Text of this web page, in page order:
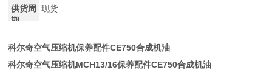
供货周
期
现货
科尔奇空气压缩机保养配件CE750合成机油
科尔奇空气压缩机MCH13/16保养配件CE750合成机油